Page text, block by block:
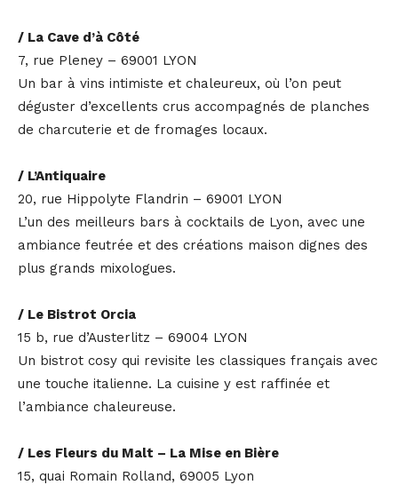
/ La Cave d’à Côté
7, rue Pleney – 69001 LYON
Un bar à vins intimiste et chaleureux, où l’on peut
déguster d’excellents crus accompagnés de planches
de charcuterie et de fromages locaux.
/ L’Antiquaire
20, rue Hippolyte Flandrin – 69001 LYON
L’un des meilleurs bars à cocktails de Lyon, avec une
ambiance feutrée et des créations maison dignes des
plus grands mixologues.
/ Le Bistrot Orcia
15 b, rue d’Austerlitz – 69004 LYON
Un bistrot cosy qui revisite les classiques français avec
une touche italienne. La cuisine y est raffinée et
l’ambiance chaleureuse.
/ Les Fleurs du Malt – La Mise en Bière
15, quai Romain Rolland, 69005 Lyon